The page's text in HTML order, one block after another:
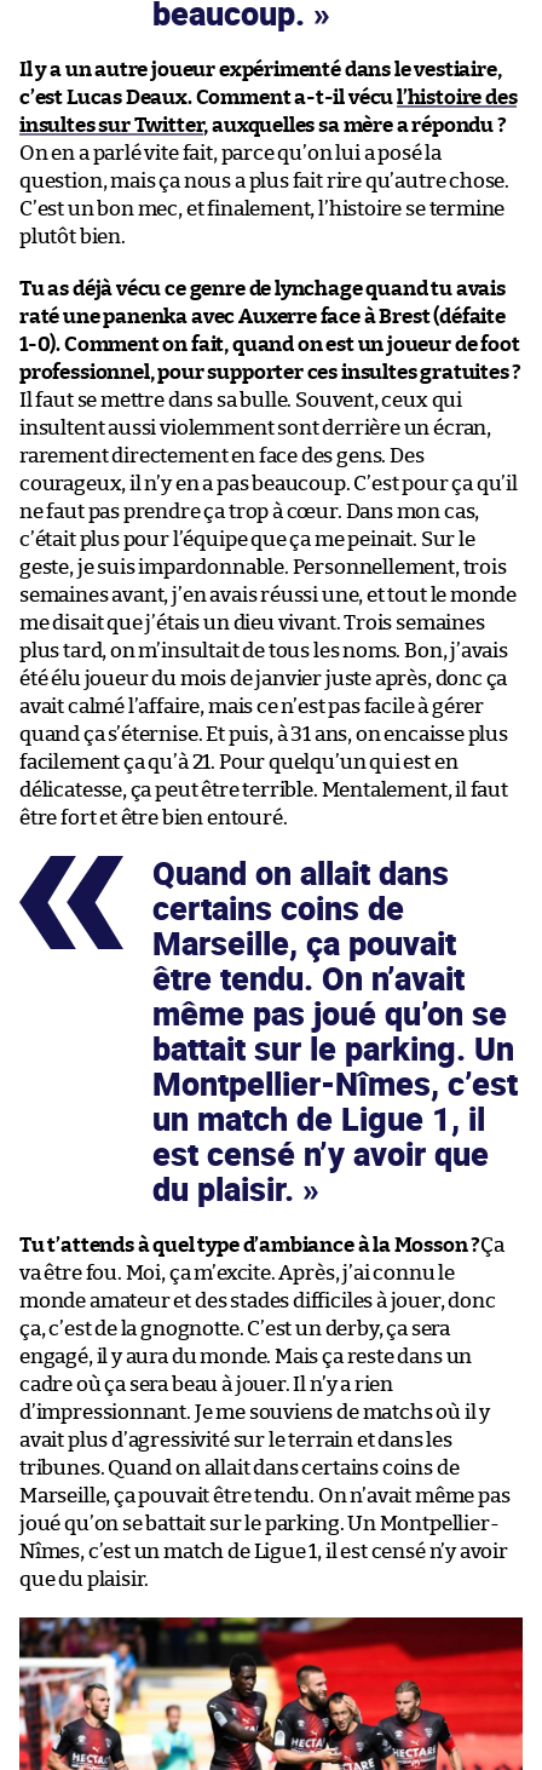
beaucoup.
Il y a un autre joueur expérimenté dans le vestiaire,
c’est Lucas Deaux. Comment a-t-il vécul’histoire des
insultes sur Twitter, auxquelles sa mère a répondu ?
On en a parlé vite fait, parce qu’on lui a posé la
question, mais ça nous a plus fait rire qu’autre chose.
C’est un bon mec, et finalement, l’histoire se termine
plutôt bien.
Tu as déjà vécu ce genre de lynchage quand tu avais
raté une panenka avec Auxerre face à Brest (défaite
1-0). Comment on fait, quand on est un joueur de foot
professionnel, pour supporter ces insultes gratuites ?
Il faut se mettre dans sa bulle. Souvent, ceux qui
insultent aussi violemment sont derrière un écran,
rarement directement en face des gens. Des
courageux, il n’y en a pas beaucoup. C’est pour ça qu’il
ne faut pas prendre ça trop à cœur. Dans mon cas,
c’était plus pour l’équipe que ça me peinait. Sur le
geste, je suis impardonnable. Personnellement, trois
semaines avant, j’en avais réussi une, et tout le monde
me disait que j’étais un dieu vivant. Trois semaines
plus tard, on m’insultait de tous les noms. Bon, j’avais
été élu joueur du mois de janvier juste après, donc ça
avait calmé l’affaire, mais ce n’est pas facile à gérer
quand ça s’éternise. Et puis, à 31 ans, on encaisse plus
facilement ça qu’à 21. Pour quelqu’un qui est en
délicatesse, ça peut être terrible. Mentalement, il faut
être fort et être bien entouré.
Quand on allait dans
certains coins de
Marseille, ça pouvait
être tendu. On n’avait
même pas joué qu’on se
battait sur le parking. Un
Montpellier-Nîmes, c’est
un match de Ligue 1, il
est censé n’y avoir que
du plaisir.
Tu t’attends à quel type d’ambiance à la Mosson ?Ça
va être fou. Moi, ça m’excite. Après, j’ai connu le
monde amateur et des stades difficiles à jouer, donc
ça, c’est de la gnognotte. C’est un derby, ça sera
engagé, il y aura du monde. Mais ça reste dans un
cadre où ça sera beau à jouer. Il n’y a rien
d’impressionnant. Je me souviens de matchs où il y
avait plus d’agressivité sur le terrain et dans les
tribunes. Quand on allait dans certains coins de
Marseille, ça pouvait être tendu. On n’avait même pas
joué qu’on se battait sur le parking. Un Montpellier-
Nîmes, c’est un match de Ligue 1, il est censé n’y avoir
que du plaisir.